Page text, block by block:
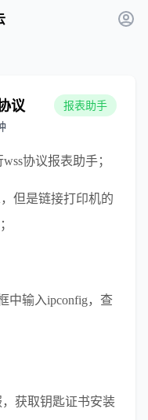
议
报表助手
协议报表助手；
但是链接打印机的
中输入ipconfig，查
获取钥匙证书安装